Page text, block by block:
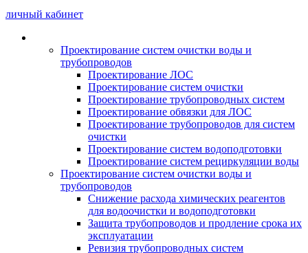
личный кабинет
Проектирование систем очистки воды и
трубопроводов
Проектирование ЛОС
Проектирование систем очистки
Проектирование трубопроводных систем
Проектирование обвязки для ЛОС
Проектирование трубопроводов для систем
очистки
Проектирование систем водоподготовки
Проектирование систем рециркуляции воды
Проектирование систем очистки воды и
трубопроводов
Снижение расхода химических реагентов
для водоочистки и водоподготовки
Защита трубопроводов и продление срока их
эксплуатации
Ревизия трубопроводных систем